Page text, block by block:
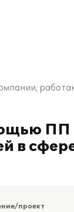
ПП
в
проект